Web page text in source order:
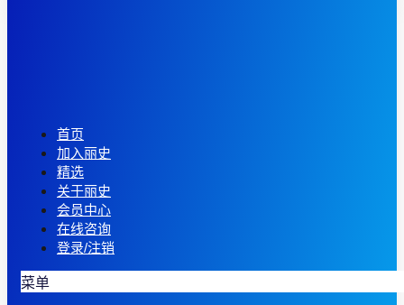
首页
加入丽史
精选
关于丽史
会员中心
在线咨询
登录/注销
菜单